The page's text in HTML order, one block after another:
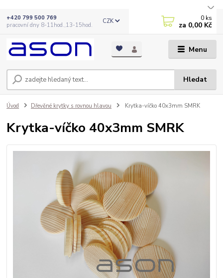
Menu
CZK
Hledat
+420 799 500 769
pracovní dny 8-11hod.,13-15hod.
0 ks
za 0,00 Kč
Úvod Dřevěné krytky s rovnou hlavou Krytka-víčko 40x3mm SMRK
Krytka-víčko 40x3mm SMRK